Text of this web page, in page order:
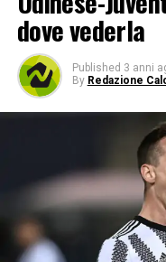
dove vederla
Published 3 anni
By Redazione